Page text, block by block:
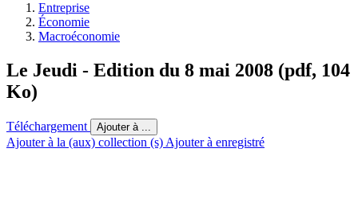
Entreprise
Économie
Macroéconomie
Le Jeudi - Edition du 8 mai 2008 (pdf, 104
Ko)
Téléchargement Ajouter à ...
Ajouter à la (aux) collection (s) Ajouter à enregistré